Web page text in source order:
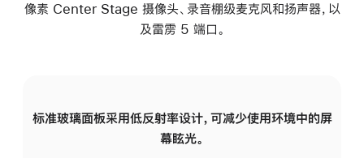
像素 Center Stage 摄像头、录音棚级麦克风和扬声器，以
及雷雳 5 端口。
标准玻璃面板采用低反射率设计，可减少使用环境中的屏
幕眩光。